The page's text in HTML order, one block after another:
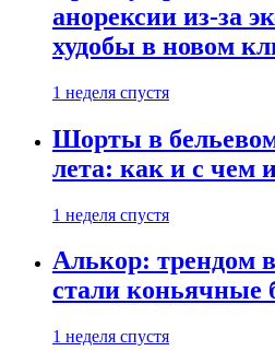
анорексии из-за
худобы в новом
1 неделя спустя
Шорты в
лета: как и с чем
1 неделя спустя
Алькор: трендом
стали коньячные
1 неделя спустя